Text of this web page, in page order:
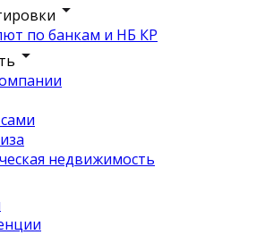
по банкам и НБ КР
недвижимость